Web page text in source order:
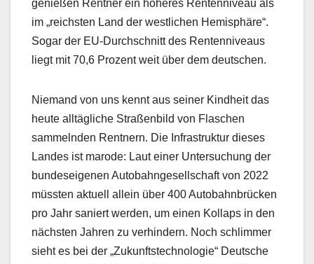
genießen Rentner ein höheres Rentenniveau als
im „reichsten Land der westlichen Hemisphäre“.
Sogar der EU-Durchschnitt des Rentenniveaus
liegt mit 70,6 Prozent weit über dem deutschen.
Niemand von uns kennt aus seiner Kindheit das
heute alltägliche Straßenbild von Flaschen
sammelnden Rentnern. Die Infrastruktur dieses
Landes ist marode: Laut einer Untersuchung der
bundeseigenen Autobahngesellschaft von 2022
müssten aktuell allein über 400 Autobahnbrücken
pro Jahr saniert werden, um einen Kollaps in den
nächsten Jahren zu verhindern. Noch schlimmer
sieht es bei der „Zukunftstechnologie“ Deutsche